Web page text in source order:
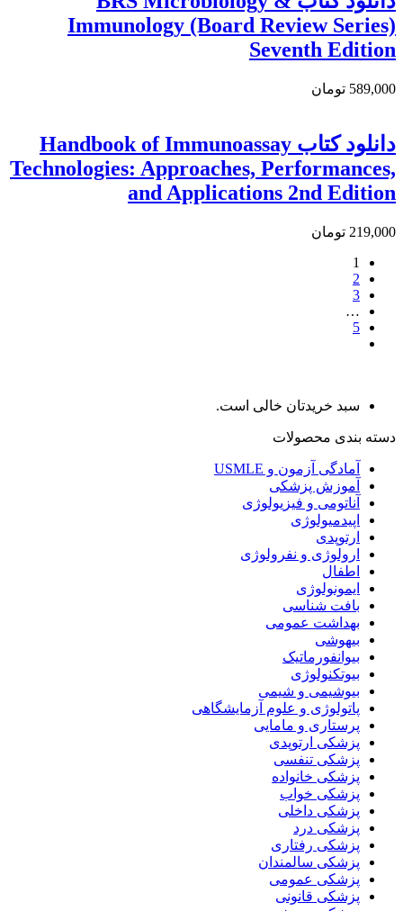
Immunology (Board Review Series)
Seventh Edition
589,000 تومان
دانلود کتاب Handbook of Immunoassay
Technologies: Approaches, Performances,
and Applications 2nd Edition
219,000 تومان
1
2
3
…
5
سبد خریدتان خالی است.
دسته بندی محصولات
آمادگی آزمون و USMLE
آموزش پزشکی
آناتومی و فیزیولوژی
اپیدمیولوژی
ارتوپدی
ارولوژی و نفرولوژی
اطفال
ایمونولوژی
بافت شناسی
بهداشت عمومی
بیهوشی
بیوانفورماتیک
بیوتکنولوژی
بیوشیمی و شیمی
پاتولوژی و علوم آزمایشگاهی
پرستاری و مامایی
پزشکی ارتوپدی
پزشکی تنفسی
پزشکی خانواده
پزشکی خواب
پزشکی داخلی
پزشکی درد
پزشکی رفتاری
پزشکی سالمندان
پزشکی عمومی
پزشکی قانونی